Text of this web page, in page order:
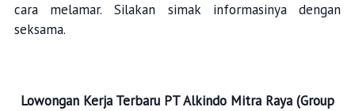
cara melamar. Silakan simak informasinya dengan
seksama.
Lowongan Kerja Terbaru PT Alkindo Mitra Raya (Group